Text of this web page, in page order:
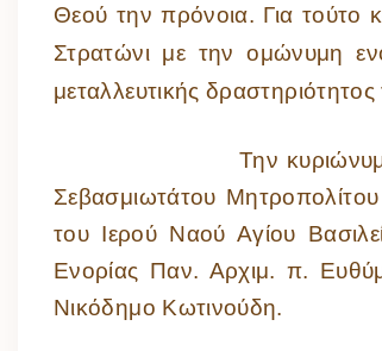
Θεού την πρόνοια. Για τούτο
Στρατώνι με την ομώνυμη
μεταλλευτικής δραστηριότητος
Την κυριώνυμο ημέρα
Σεβασμιωτάτου
του Ιερού Ναού Αγίου
Ενορίας Παν. Αρχιμ. π.
Νικόδημο Κωτινούδη.